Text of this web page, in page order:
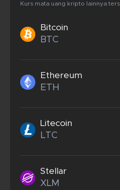
Kurs mata uang kripto lainnya
Bitcoin
BTC
Ethereum
ETH
Litecoin
LTC
Stellar
XLM